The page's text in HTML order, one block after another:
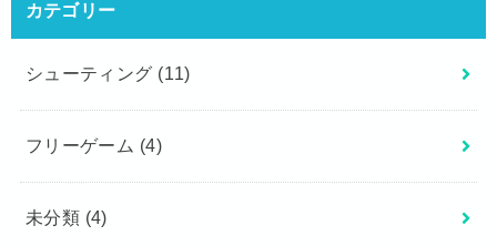
カテゴリー
シューティング (11)
フリーゲーム (4)
未分類 (4)